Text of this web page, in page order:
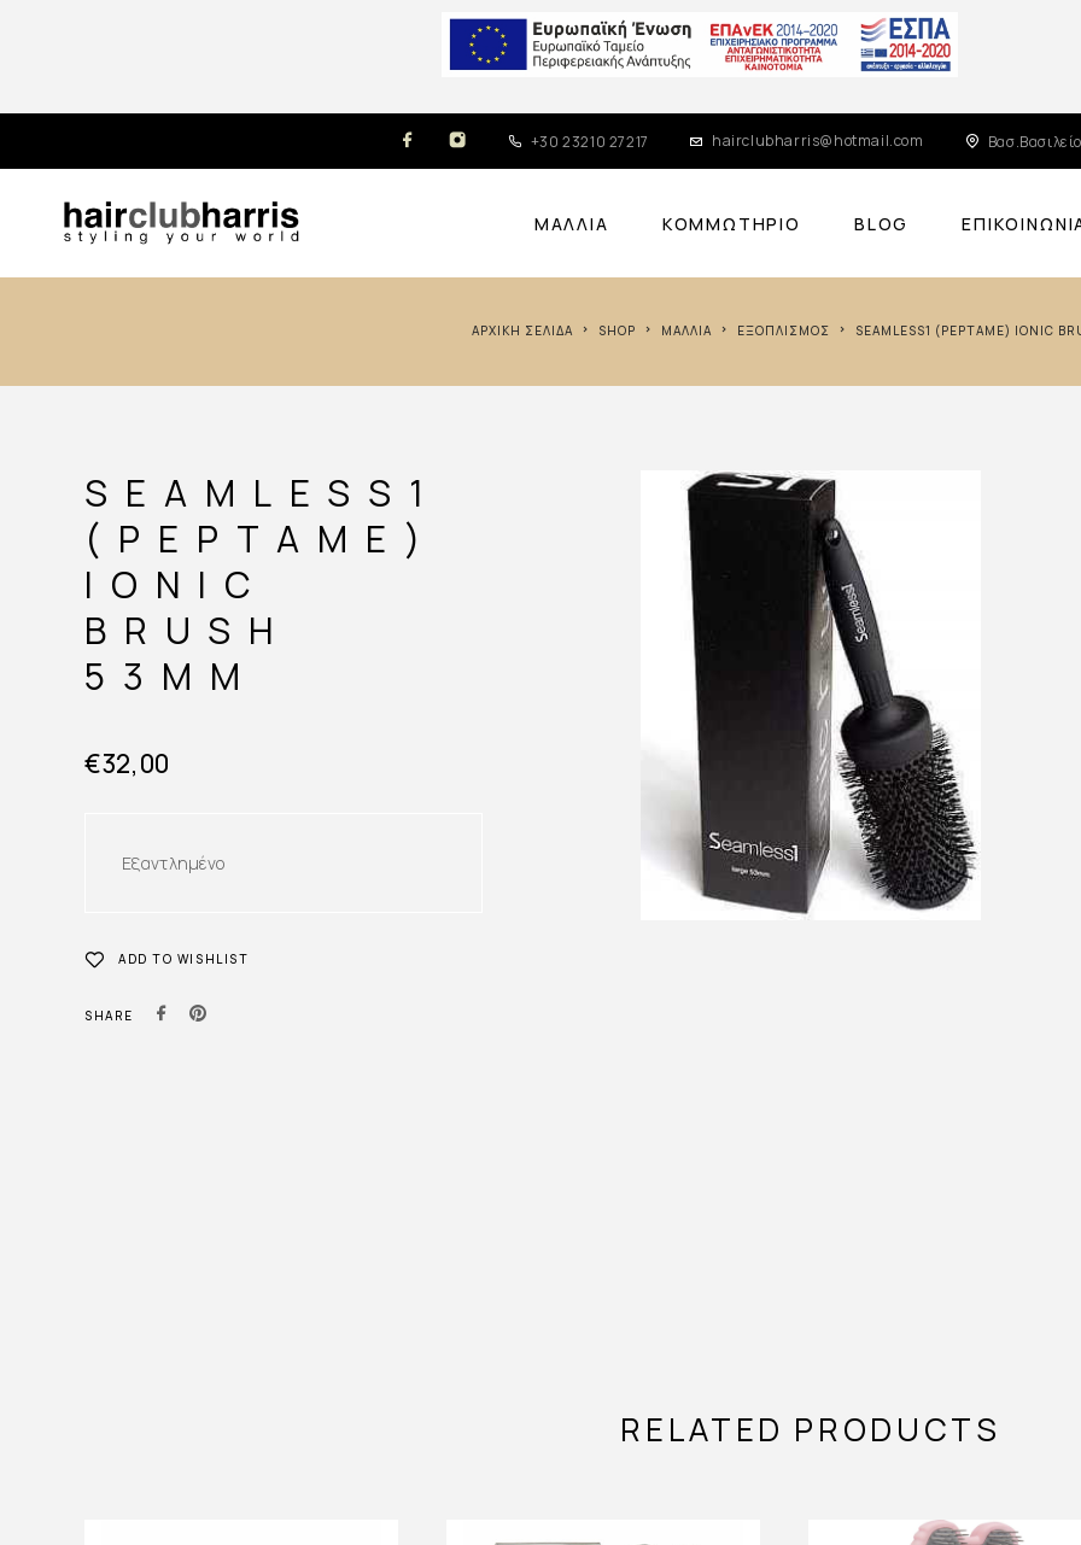
+30 23210 27217 hairclubharris@hotmail.com
ΜΑΛΛΙΆ ΚΟΜΜΩΤΉΡΙΟ BLOG
ΑΡΧΙΚΉ ΣΕΛΊΔΑ SHOP ΜΑΛΛΙΆ ΕΞΟΠΛΙΣΜΌΣ SEAMLESS1 (PEPTAME) IONIC
SEAMLESS1
(PEPTAME)
IONIC
BRUSH
53MM
€32,00
Εξαντλημένο
ADD TO WISHLIST
SHARE
RELATED PRODUCTS